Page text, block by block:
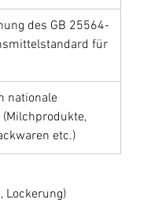
des GB 25564-
für
nationale
etc.)
Lockerung)